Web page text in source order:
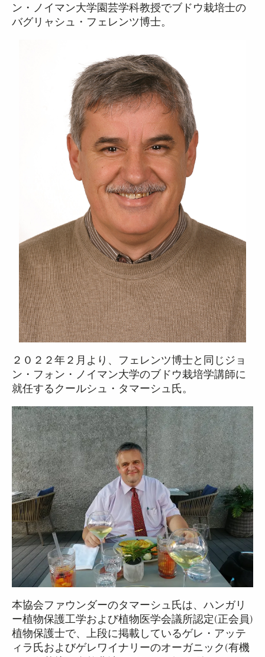
ン・ノイマン大学園芸学科教授でブドウ栽培士の
バグリャシュ・フェレンツ博士。
２０２２年２月より、フェレンツ博士と同じジョ
ン・フォン・ノイマン大学のブドウ栽培学講師に
就任するクールシュ・タマーシュ氏。
本協会ファウンダーのタマーシュ氏は、ハンガリ
ー植物保護工学および植物医学会議所認定(正会員)
植物保護士で、上段に掲載しているゲレ・アッテ
ィラ氏およびゲレワイナリーのオーガニック(有機